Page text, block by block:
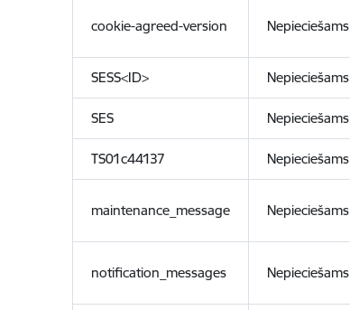
cookie-agreed-version Nepieciešams
SESS<ID> Nepieciešams
SES Nepieciešams
TS01c44137 Nepieciešams
maintenance_message Nepieciešams
notification_messages Nepieciešams